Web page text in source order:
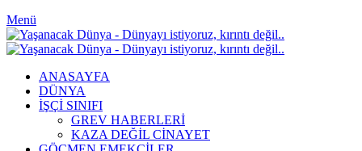
Menü
ANASAYFA
DÜNYA
İŞÇİ SINIFI
GREV HABERLERİ
KAZA DEĞİL CİNAYET